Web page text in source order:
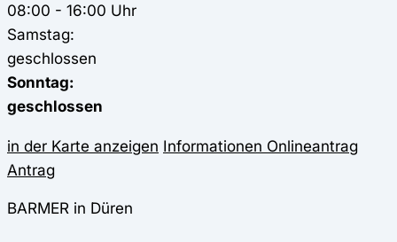
08:00 - 16:00 Uhr
Samstag:
geschlossen
Sonntag:
geschlossen
in der Karte anzeigen Informationen Onlineantrag
Antrag
BARMER in Düren